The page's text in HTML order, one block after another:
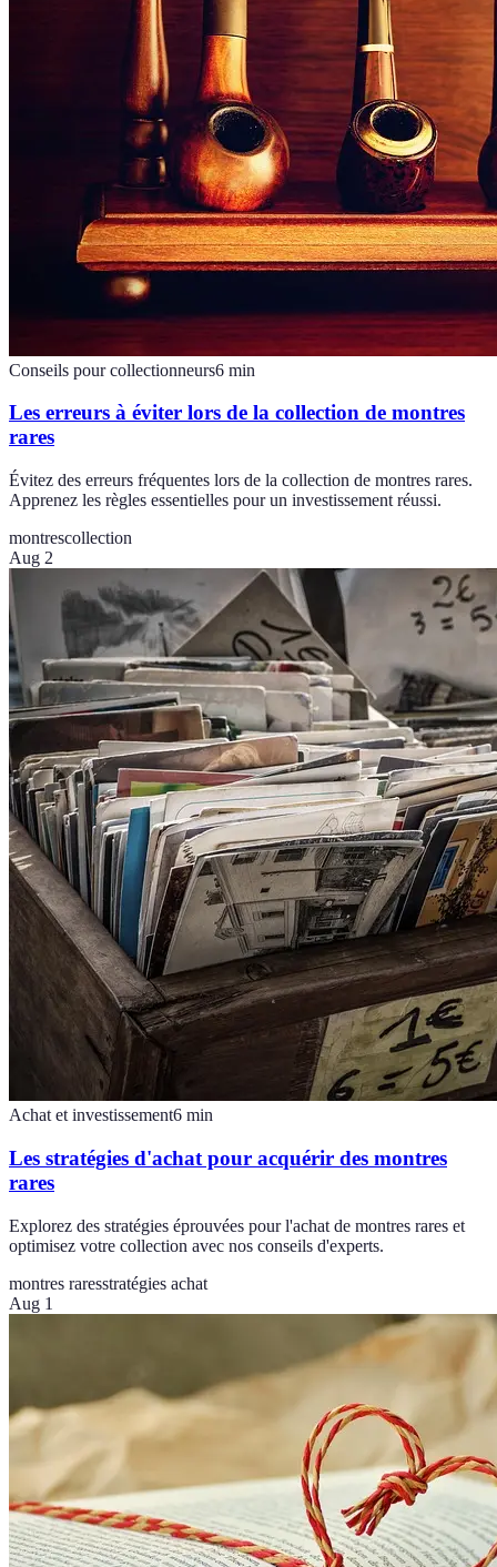
Conseils pour collectionneurs6 min
Les erreurs à éviter lors de la collection de montres
rares
Évitez des erreurs fréquentes lors de la collection de montres rares.
Apprenez les règles essentielles pour un investissement réussi.
montrescollection
Aug 2
Achat et investissement6 min
Les stratégies d'achat pour acquérir des montres
rares
Explorez des stratégies éprouvées pour l'achat de montres rares et
optimisez votre collection avec nos conseils d'experts.
montres raresstratégies achat
Aug 1